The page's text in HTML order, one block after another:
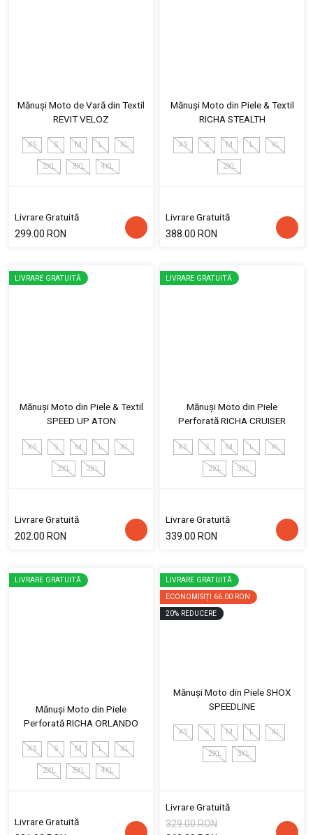
Mănuși Moto de Vară din Textil
REVIT VELOZ
XS S M L XL
2XL 3XL 4XL
Livrare Gratuită
299.00 RON
Mănuși Moto din Piele & Textil
RICHA STEALTH
XS S M L XL
2XL
Livrare Gratuită
388.00 RON
LIVRARE GRATUITĂ
Mănuși Moto din Piele & Textil
SPEED UP ATON
XS S M L XL
2XL 3XL
Livrare Gratuită
202.00 RON
LIVRARE GRATUITĂ
Mănuși Moto din Piele
Perforată RICHA CRUISER
XS S M L XL
2XL 3XL
Livrare Gratuită
339.00 RON
LIVRARE GRATUITĂ
Mănuși Moto din Piele
Perforată RICHA ORLANDO
XS S M L XL
2XL 3XL 4XL
Livrare Gratuită
LIVRARE GRATUITĂ
ECONOMISIȚI 66.00 RON
20% REDUCERE
Mănuși Moto din Piele SHOX
SPEEDLINE
XS S M L XL
2XL 3XL
Livrare Gratuită
329.00 RON